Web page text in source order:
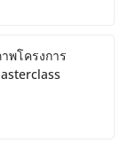
พโครงการ